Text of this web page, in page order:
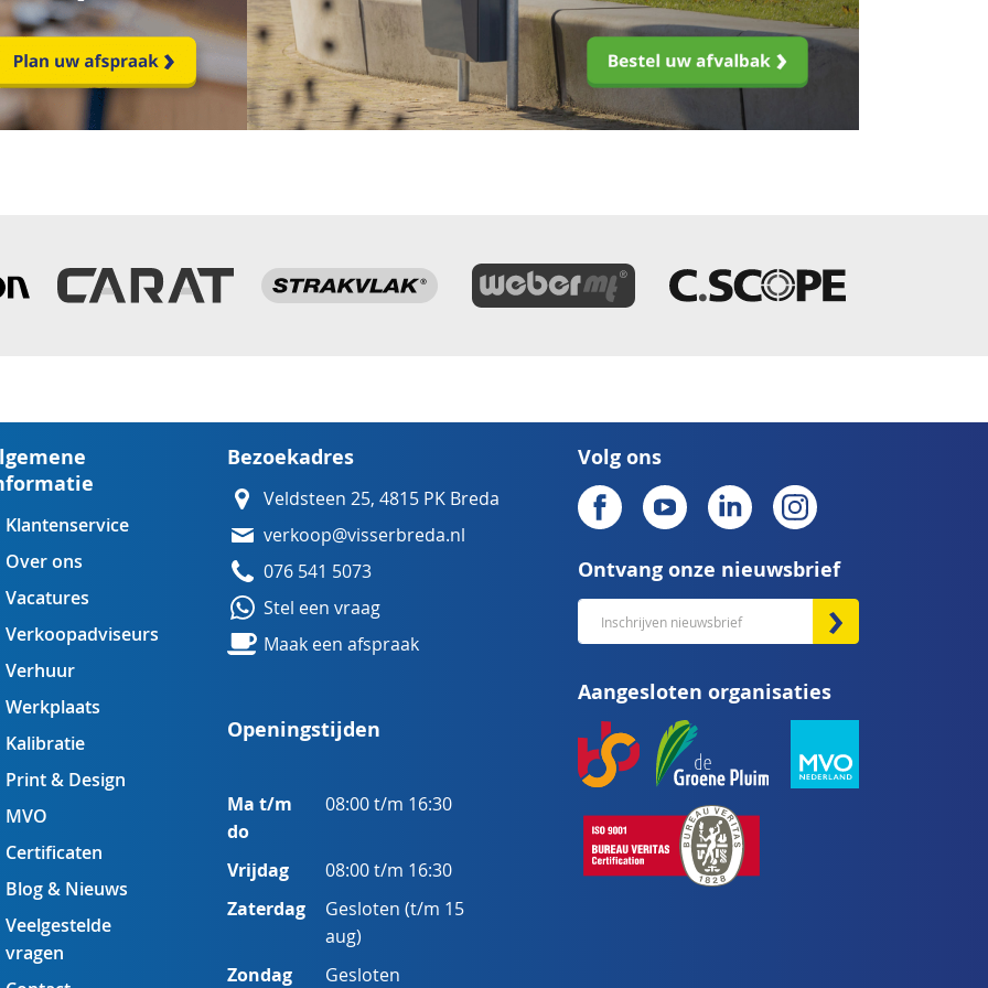
Klantenservice
Over ons
Vacatures
Verkoopadviseurs
Verhuur
Werkplaats
Kalibratie
Print & Design
MVO
Certificaten
Blog & Nieuws
Veelgestelde
vragen
Bezoekadres
Veldsteen 25, 4815 PK Breda
verkoop@visserbreda.nl
076 541 5073
Stel een vraag
Maak een afspraak
Openingstijden
Ma t/m
do
08:00 t/m 16:30
Vrijdag 08:00 t/m 16:30
Zaterdag
Gesloten (t/m 15
aug)
Zondag Gesloten
Volg ons
Ontvang onze nieuwsbrief
Abonneer
u
onze
nieuwsbrief
Aangesloten organisaties